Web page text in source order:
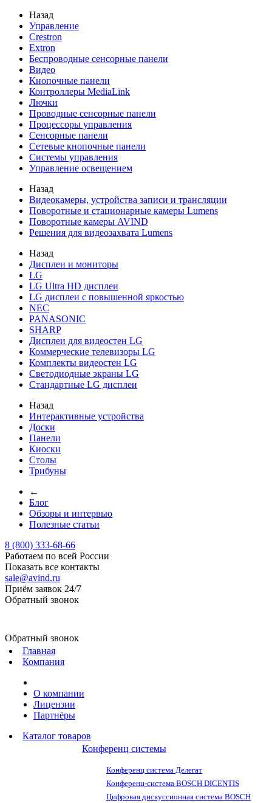
Назад
Управление
Crestron
Extron
Беспроводные сенсорные панели
Видео
Кнопочные панели
Контроллеры MediaLink
Лючки
Проводные сенсорные панели
Процессоры управления
Сенсорные панели
Сетевые кнопочные панели
Системы управления
Управление освещением
Назад
Видеокамеры, устройства записи и трансляции
Поворотные и стационарные камеры Lumens
Поворотные камеры AVIND
Решения для видеозахвата Lumens
Назад
Дисплеи и мониторы
LG
LG Ultra HD дисплеи
LG дисплеи с повышенной яркостью
NEC
PANASONIC
SHARP
Дисплеи для видеостен LG
Коммерческие телевизоры LG
Комплекты видеостен LG
Светодиодные экраны LG
Стандартные LG дисплеи
Назад
Интерактивные устройства
Доски
Панели
Киоски
Столы
Трибуны
←
Блог
Обзоры и интервью
Полезные статьи
8 (800) 333-68-66
Работаем по всей России
Показать все контакты
sale@avind.ru
Приём заявок 24/7
Обратный звонок
Обратный звонок
Главная
Компания
О компании
Лицензии
Партнёры
Каталог товаров
Конференц системы
Конференц система Делегат
Конференц-система BOSCH DICENTIS
Цифровая дискуссионная система BOSCH